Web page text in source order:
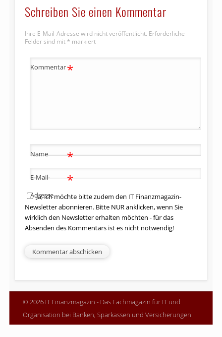
Schreiben Sie einen Kommentar
Ihre E-Mail-Adresse wird nicht veröffentlicht. Erforderliche
Felder sind mit * markiert
Kommentar*
Name *
E-Mail-
Adresse
*
Ja, ich möchte bitte zudem den IT Finanzmagazin-
Newsletter abonnieren. Bitte NUR anklicken, wenn Sie
wirklich den Newsletter erhalten möchten - für das
Absenden des Kommentars ist es nicht notwendig!
© 2026 IT Finanzmagazin - Das Fachmagazin für IT und
Organisation bei Banken, Sparkassen und Versicherungen